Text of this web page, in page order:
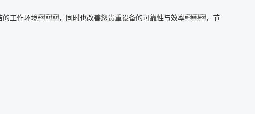
的工作环境，同时也改善您贵重设备的可靠性与效率，节